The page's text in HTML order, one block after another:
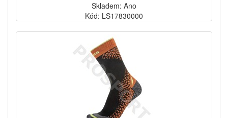
Skladem: Ano
Kód: LS17830000